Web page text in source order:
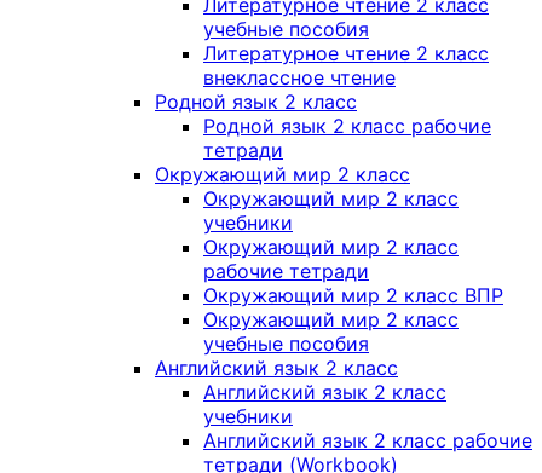
Литературное чтение 2 класс
учебные пособия
Литературное чтение 2 класс
внеклассное чтение
Родной язык 2 класс
Родной язык 2 класс рабочие
тетради
Окружающий мир 2 класс
Окружающий мир 2 класс
учебники
Окружающий мир 2 класс
рабочие тетради
Окружающий мир 2 класс ВПР
Окружающий мир 2 класс
учебные пособия
Английский язык 2 класс
Английский язык 2 класс
учебники
Английский язык 2 класс рабочие
тетради (Workbook)